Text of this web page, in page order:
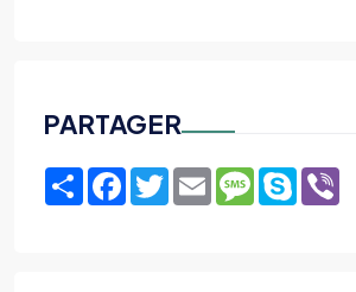
PARTAGER
ShareFacebook
TwitterEmailMessage
Skype